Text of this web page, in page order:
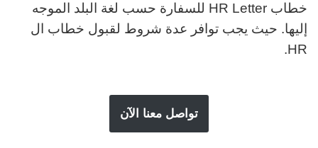
خطاب HR Letter للسفارة
حسب لغة البلد الموجه
إليها. حيث يجب توافر عدة شروط لقبول خطاب ال
HR.
تواصل معنا الآن